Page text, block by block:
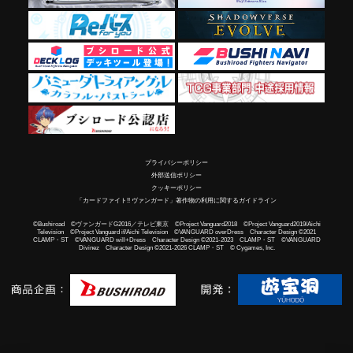
プライバシーポリシー
外部送信ポリシー
クッキーポリシー
「カードファイト!! ヴァンガード」著作物の利用に関するガイドライン
©Bushiroad ©ヴァンガードG2016／テレビ東京 ©Project Vanguard2018 ©Project Vanguard2019/Aichi
Television ©Project Vanguard if/Aichi Television ©VANGUARD overDress Character Design ©2021
CLAMP・ST ©VANGUARD will+Dress Character Design ©2021-2023 CLAMP・ST ©VANGUARD
Divinez Character Design ©2021-2026 CLAMP・ST © Cygames, Inc.